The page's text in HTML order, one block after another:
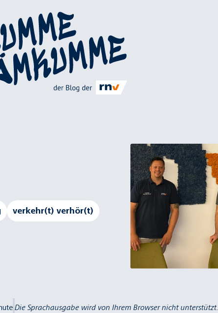
verkehr(t) verhör(t)
Die Sprachausgabe wird von Ihrem Browser nicht unterstützt.